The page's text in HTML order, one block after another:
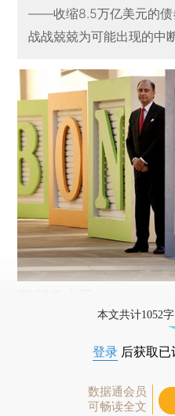
——收缩8.5万亿美元的债
战战兢兢为可能出现的中
本文共计1052
登录 后获取已
数据通会员
可畅读全文